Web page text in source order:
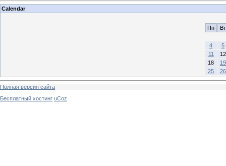
Calendar
Пн Вт
4
5
11
12
18
19
25
26
Полная версия сайта
Бесплатный хостинг uCoz